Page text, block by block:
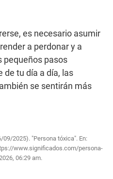
es necesario asumir
a perdonar y a
pequeños pasos
de tu día a día, las
se sentirán más
2025). "Persona tóxica". En:
www.significados.com/persona-
06:29 am.